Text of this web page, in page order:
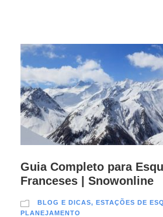
Guia Completo para
Franceses | Snowonline
BLOG E DICAS, ESTAÇÕES DE
PLANEJAMENTO